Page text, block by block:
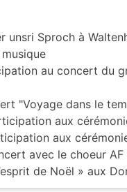
unsri Sproch à
au concert du
"Voyage dans le
aux
aux
avec le choeur
de Noël » aux